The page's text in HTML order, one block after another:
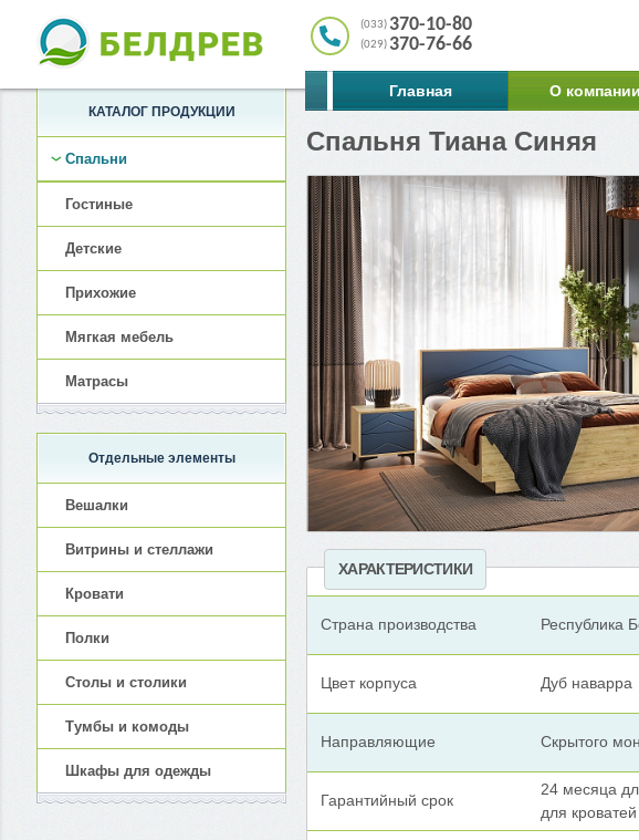
(033) 370-10-80
(029) 370-76-66
Главная О компании
Спальня Тиана Синяя
ХАРАКТЕРИСТИКИ
Страна производства Республика
Цвет корпуса Дуб наварра
Направляющие Скрытого
Гарантийный срок
24 месяца
для кроватей
КАТАЛОГ ПРОДУКЦИИ
Спальни
Гостиные
Детские
Прихожие
Мягкая мебель
Матрасы
Отдельные элементы
Вешалки
Витрины и стеллажи
Кровати
Полки
Столы и столики
Тумбы и комоды
Шкафы для одежды